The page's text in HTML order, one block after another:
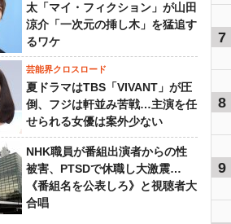
太「マイ・フィクション」が山田
涼介「一次元の挿し木」を猛追す
るワケ
芸能界クロスロード
夏ドラマはTBS「VIVANT」が圧
倒、フジは軒並み苦戦…主演を任
せられる女優は案外少ない
NHK職員が番組出演者からの性
被害、PTSDで休職し大激震…
《番組名を公表しろ》と視聴者大
合唱
7
8
9